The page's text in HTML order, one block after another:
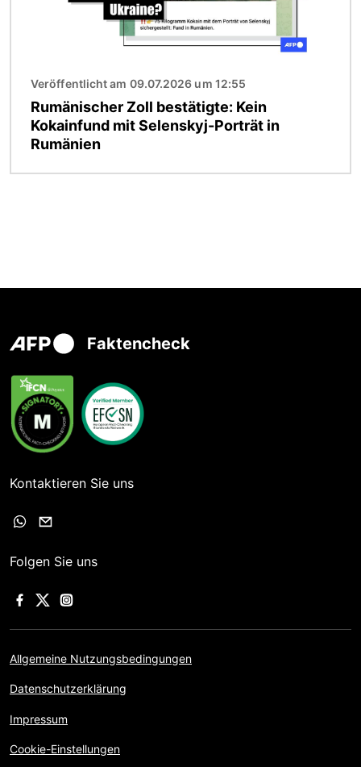
Veröffentlicht am 09.07.2026 um 12:55
Rumänischer Zoll bestätigte: Kein
Kokainfund mit Selenskyj-Porträt in
Rumänien
Faktencheck
Kontaktieren Sie uns
Folgen Sie uns
Allgemeine Nutzungsbedingungen
Datenschutzerklärung
Impressum
Cookie-Einstellungen